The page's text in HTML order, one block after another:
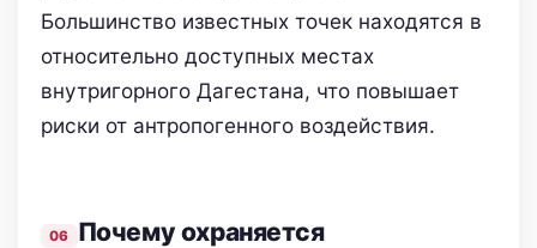
Большинство известных точек находятся в
относительно доступных местах
внутригорного Дагестана, что повышает
риски от антропогенного воздействия.
Почему охраняется